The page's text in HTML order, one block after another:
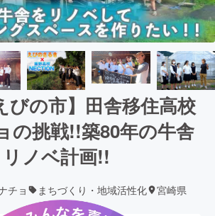
びの市】田舎移住高校
の挑戦!!築80年の牛舎
リノベ計画!!
チョ まちづくり・地域活性化 宮崎県